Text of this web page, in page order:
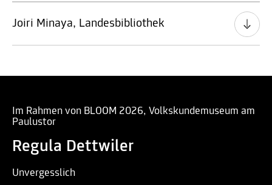
Joiri Minaya, Landesbibliothek
Im Rahmen von BLOOM 2026, Volkskundemuseum am
Paulustor
Regula Dettwiler
Unvergesslich